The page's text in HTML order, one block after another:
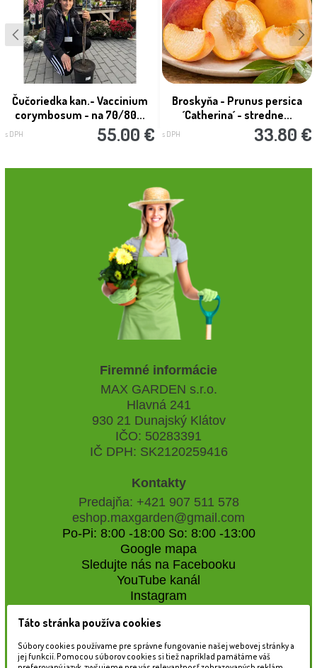
Čučoriedka kan.- Vaccinium
corymbosum - na 70/80...
s DPH 55.00 €
Broskyňa - Prunus persica
´Catherina´ - stredne...
s DPH 33.80 €
Firemné informácie
MAX GARDEN s.r.o.
Hlavná 241
930 21 Dunajský Klátov
IČO: 50283391
IČ DPH: SK2120259416
Kontakty
Predajňa: +421 907 511 578
eshop.maxgarden@gmail.com
Po-Pi: 8:00 -18:00 So: 8:00 -13:00
Google mapa
Sledujte nás na Facebooku
YouTube kanál
Instagram
Naše záhradné centrum
Táto stránka používa cookies
Súbory cookies používame pre správne fungovanie našej webovej stránky a
jej funkcií. Pomocou súborov cookies si tiež napríklad pamätáme váš